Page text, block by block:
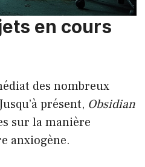
en cours
des nombreux
présent, Obsidian
sur la manière
anxiogène.